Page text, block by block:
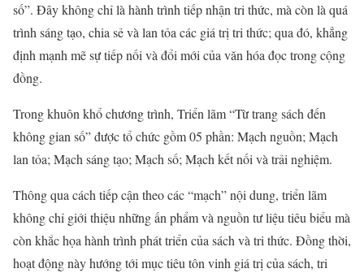
số”. Đây không chỉ là hành trình tiếp nhận tri thức, mà còn là quá
trình sáng tạo, chia sẻ và lan tỏa các giá trị tri thức; qua đó, khẳng
định mạnh mẽ sự tiếp nối và đổi mới của văn hóa đọc trong cộng
đồng.
Trong khuôn khổ chương trình, Triển lãm “Từ trang sách đến
không gian số” được tổ chức gồm 05 phần: Mạch nguồn; Mạch
lan tỏa; Mạch sáng tạo; Mạch số; Mạch kết nối và trải nghiệm.
Thông qua cách tiếp cận theo các “mạch” nội dung, triển lãm
không chỉ giới thiệu những ấn phẩm và nguồn tư liệu tiêu biểu mà
còn khắc họa hành trình phát triển của sách và tri thức. Đồng thời,
hoạt động này hướng tới mục tiêu tôn vinh giá trị của sách, tri